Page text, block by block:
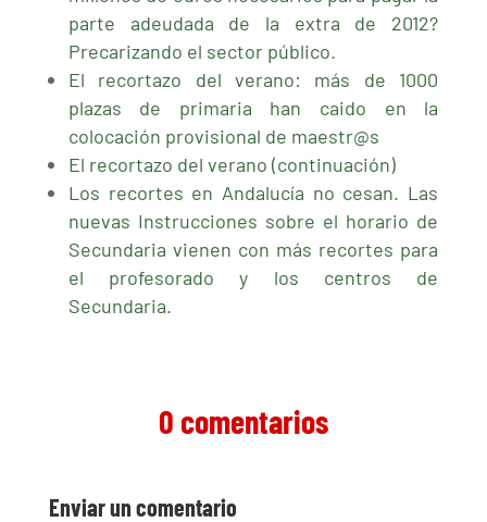
parte adeudada de la extra de 2012?
Precarizando el sector público.
El recortazo del verano: más de 1000
plazas de primaria han caido en la
colocación provisional de maestr@s
El recortazo del verano (continuación)
Los recortes en Andalucía no cesan. Las
nuevas Instrucciones sobre el horario de
Secundaria vienen con más recortes para
el profesorado y los centros de
Secundaria.
0 comentarios
Enviar un comentario